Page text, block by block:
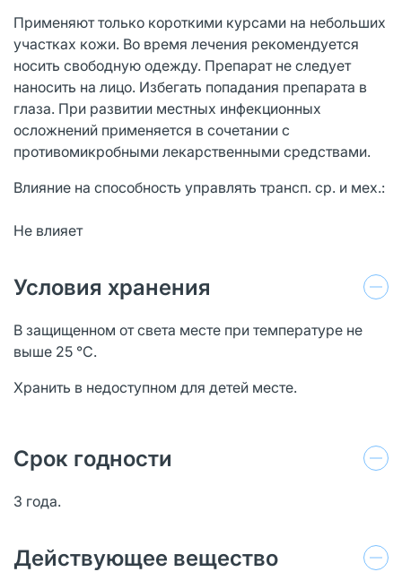
Применяют только короткими курсами на небольших
участках кожи. Во время лечения рекомендуется
носить свободную одежду. Препарат не следует
наносить на лицо. Избегать попадания препарата в
глаза. При развитии местных инфекционных
осложнений применяется в сочетании с
противомикробными лекарственными средствами.
Влияние на способность управлять трансп. ср. и мех.:
Не влияет
Условия хранения
В защищенном от света месте при температуре не
выше 25 °С.
Хранить в недоступном для детей месте.
Срок годности
3 года.
Действующее вещество